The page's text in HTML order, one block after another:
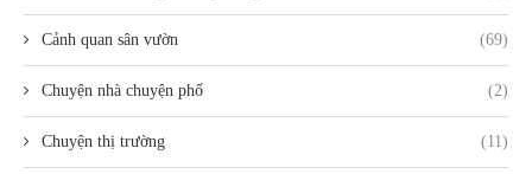
Cảnh quan sân vườn (69)
Chuyện nhà chuyện phố (2)
Chuyện thị trường (11)